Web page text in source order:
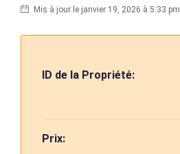
Mis à jour le janvier 19, 2026 à 5:33 pm
ID de la Propriété:
Prix: